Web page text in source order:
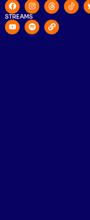
STREAMS